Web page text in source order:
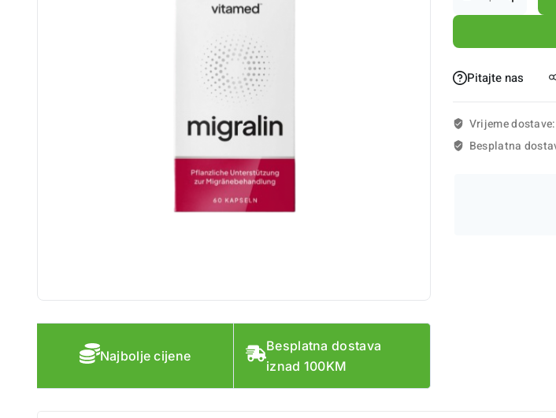
Najbolje cijene
Besplatna dostava
iznad 100KM
Pitajte nas
Vrijeme dostave:
Besplatna